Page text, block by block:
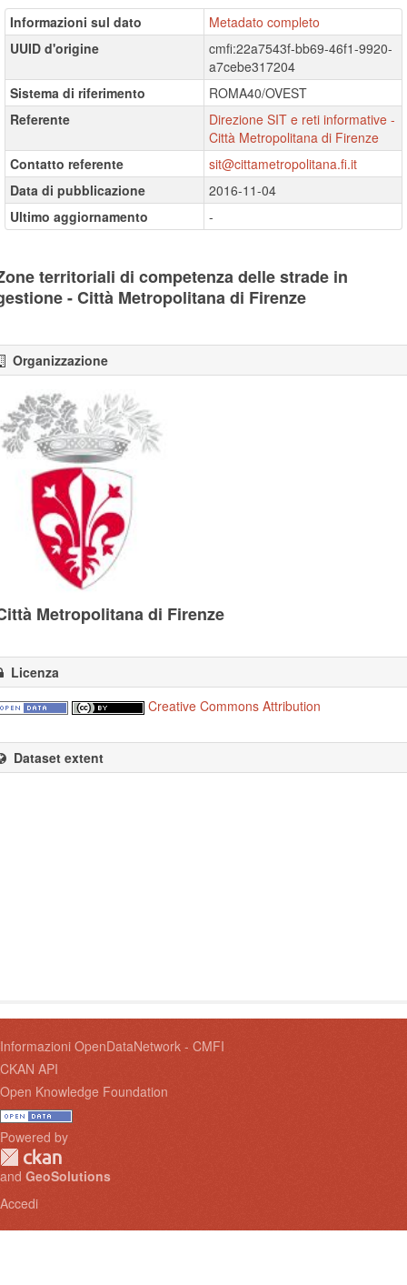
Informazioni sul dato
Metadato completo
UUID d'origine
cmfi:22a7543f-bb69-46f1-9920-
a7cebe317204
Sistema di riferimento
ROMA40/OVEST
Referente
Direzione SIT e reti informative -
Città Metropolitana di Firenze
Contatto referente
sit@cittametropolitana.fi.it
Data di pubblicazione
2016-11-04
Ultimo aggiornamento
-
territoriali di competenza delle strade in
- Città Metropolitana di Firenze
Organizzazione
Metropolitana di Firenze
Licenza
Creative Commons Attribution
Dataset extent
Informazioni OpenDataNetwork - CMFI
CKAN API
Open Knowledge Foundation
Powered by
and GeoSolutions
Accedi